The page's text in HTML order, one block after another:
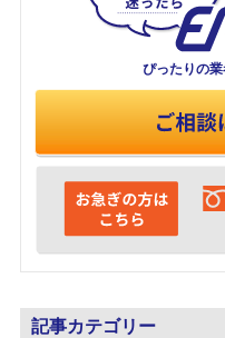
ぴったりの
記事カテゴリー